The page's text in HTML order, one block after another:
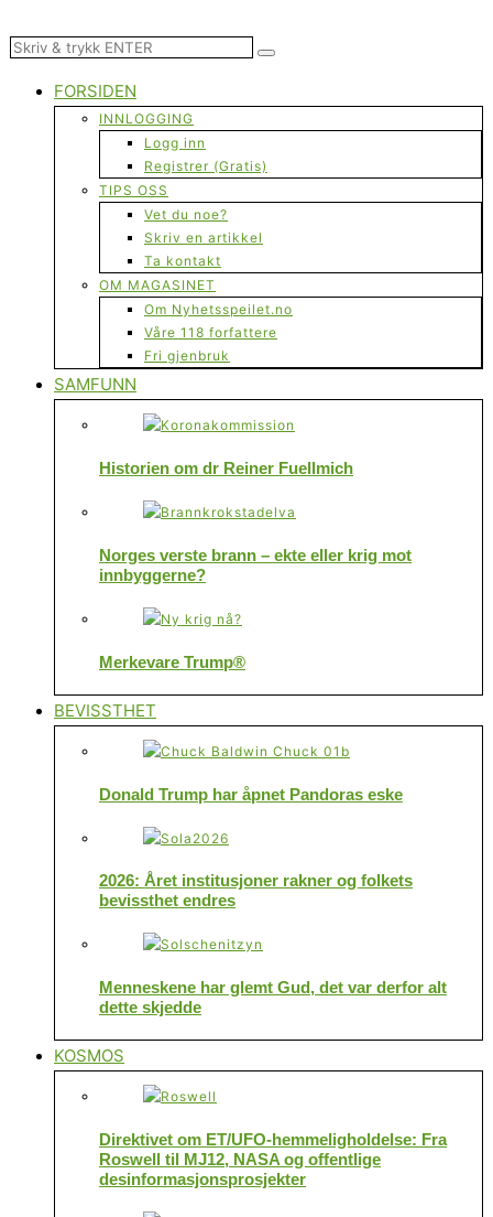
FORSIDEN
INNLOGGING
Logg inn
Registrer (Gratis)
TIPS OSS
Vet du noe?
Skriv en artikkel
Ta kontakt
OM MAGASINET
Om Nyhetsspeilet.no
Våre 118 forfattere
Fri gjenbruk
SAMFUNN
Historien om dr Reiner Fuellmich
Norges verste brann – ekte eller krig mot
innbyggerne?
Merkevare Trump®
BEVISSTHET
Donald Trump har åpnet Pandoras eske
2026: Året institusjoner rakner og folkets
bevissthet endres
Menneskene har glemt Gud, det var derfor alt
dette skjedde
KOSMOS
Direktivet om ET/UFO-hemmeligholdelse: Fra
Roswell til MJ12, NASA og offentlige
desinformasjonsprosjekter